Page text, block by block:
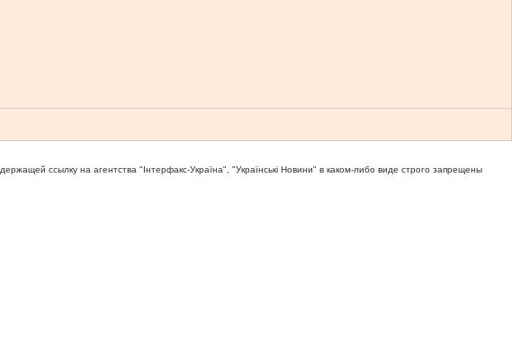
ссылку на агентства "Iнтерфакс-Україна", "Українськi Новини" в каком-либо виде строго запрещены